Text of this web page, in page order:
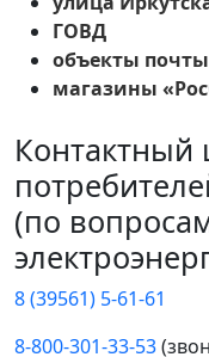
ГОВД
объекты почты
магазины
Контактный
(по
8 (39561) 5-61-61
8-800-301-33-53